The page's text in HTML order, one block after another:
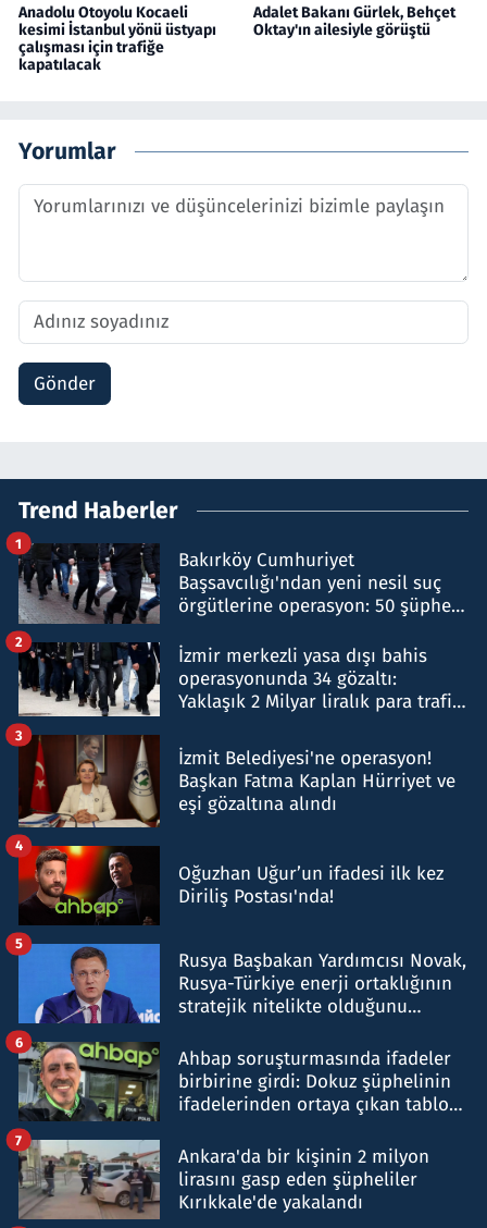
Anadolu Otoyolu Kocaeli
kesimi İstanbul yönü üstyapı
çalışması için trafiğe
kapatılacak
Adalet Bakanı Gürlek, Behçet
Oktay'ın ailesiyle görüştü
Yorumlar
Gönder
Trend Haberler
Bakırköy Cumhuriyet
Başsavcılığı'ndan yeni nesil suç
örgütlerine operasyon: 50 şüpheli
1
İzmir merkezli yasa dışı bahis
operasyonunda 34 gözaltı:
Yaklaşık 2 Milyar liralık para trafiği
2
İzmit Belediyesi'ne operasyon!
Başkan Fatma Kaplan Hürriyet ve
eşi gözaltına alındı
3
Oğuzhan Uğur’un ifadesi ilk kez
Diriliş Postası'nda!
4
Rusya Başbakan Yardımcısı Novak,
Rusya-Türkiye enerji ortaklığının
stratejik nitelikte olduğunu
5
Ahbap soruşturmasında ifadeler
birbirine girdi: Dokuz şüphelinin
ifadelerinden ortaya çıkan tablo
6
Ankara'da bir kişinin 2 milyon
lirasını gasp eden şüpheliler
Kırıkkale'de yakalandı
7